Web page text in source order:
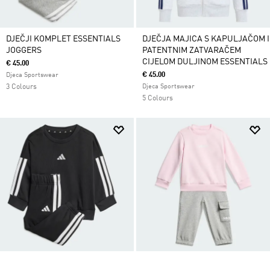
DJEČJI KOMPLET ESSENTIALS
JOGGERS
€ 45.00
Djeca Sportswear
3 Colours
DJEČJA MAJICA S KAPULJAČOM I
PATENTNIM ZATVARAČEM
CIJELOM DULJINOM ESSENTIALS
€ 45.00
Djeca Sportswear
5 Colours